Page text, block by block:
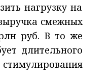
нагрузку на
смежных
руб. В то же
длительного